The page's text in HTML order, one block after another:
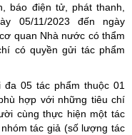
báo điện tử, phát thanh,
05/11/2023 đến ngày
quan Nhà nước có thẩm
có quyền gửi tác phẩm
05 tác phẩm thuộc 01
hợp với những tiêu chí
cùng thực hiện một tác
tác giả (số lượng tác